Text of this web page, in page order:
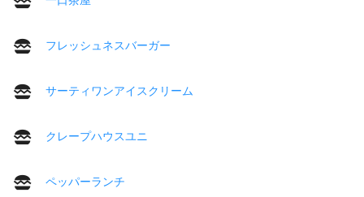
フレッシュネスバーガー
サーティワンアイスクリーム
クレープハウスユニ
ペッパーランチ